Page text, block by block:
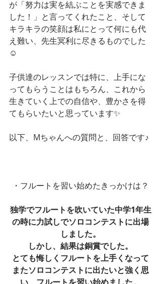
が「努力は実を結ぶことを実感できま
した！」と言ってくれたこと、そして
キラキラの笑顔は私にとって何にも代
え難い、先生冥利に尽きるものでした
☺️
子供達のレッスンでは特に、上手にな
ってもらうことはもちろん、これから
生きていく上での自信や、豊かさを得
てもらいたいと思っています✨
以下、Mちゃんへの質問と、回答です♪
・フルートを習い始めたきっかけは？
独学でフルートを吹いていた中学1年生
の時に力試しでソロコンテストに出場
しました。
しかし、結果は銅賞でした。
とても悔しくフルートを上手くなって
またソロコンテストに出たいと強く思